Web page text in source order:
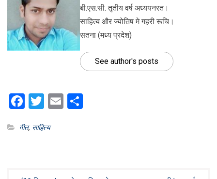
बी.एस.सी. तृतीय वर्ष अध्ययनरत।
साहित्य और ज्योतिष मे गहरी रूचि।
सतना (मध्य प्रदेश)
See author's posts
Facebook
Twitter
Email
गीत, साहित्य